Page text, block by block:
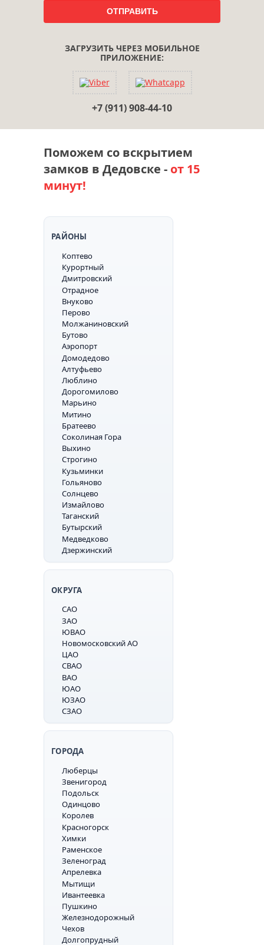
ЗАГРУЗИТЬ ЧЕРЕЗ МОБИЛЬНОЕ
ПРИЛОЖЕНИЕ:
+7 (911) 908-44-10
Поможем со вскрытием
замков в Дедовске - от 15
минут!
РАЙОНЫ
Коптево
Курортный
Дмитровский
Отрадное
Внуково
Перово
Молжаниновский
Бутово
Аэропорт
Домодедово
Алтуфьево
Люблино
Дорогомилово
Марьино
Митино
Братеево
Соколиная Гора
Выхино
Строгино
Кузьминки
Гольяново
Солнцево
Измайлово
Таганский
Бутырский
Медведково
Дзержинский
ОКРУГА
САО
ЗАО
ЮВАО
Новомосковский АО
ЦАО
СВАО
ВАО
ЮАО
ЮЗАО
СЗАО
ГОРОДА
Люберцы
Звенигород
Подольск
Одинцово
Королев
Красногорск
Химки
Раменское
Зеленоград
Апрелевка
Мытищи
Ивантеевка
Пушкино
Железнодорожный
Чехов
Долгопрудный